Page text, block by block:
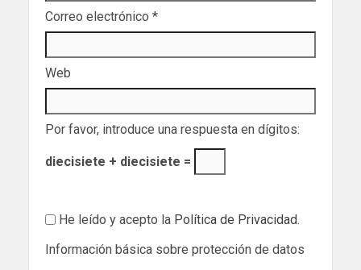
Correo electrónico *
Web
Por favor, introduce una respuesta en dígitos:
diecisiete + diecisiete =
He leído y acepto la Política de Privacidad.
Información básica sobre protección de datos